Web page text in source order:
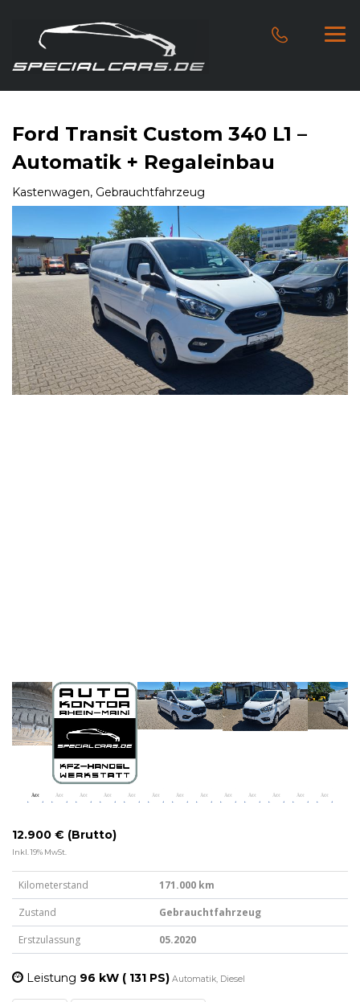
Ford Transit Custom 340 L1 –
Automatik + Regaleinbau
Kastenwagen, Gebrauchtfahrzeug
12.900 € (Brutto)
Inkl. 19% MwSt.
Kilometerstand
171.000 km
Zustand
Gebrauchtfahrzeug
Erstzulassung
05.2020
Leistung 96 kW ( 131 PS) Automatik, Diesel